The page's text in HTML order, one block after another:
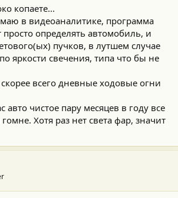
копаете...
в видеоаналитике, программа
просто определять автомобиль, и
пучков, в лутшем случае
яркости свечения, типа что бы не
всего дневные ходовые огни
авто чистое пару месяцев в году все
Хотя раз нет света фар, значит